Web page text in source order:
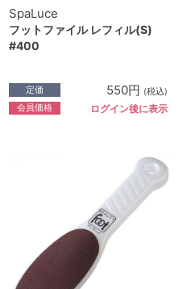
SpaLuce
フットファイル レフィル(S)
#400
定価 550円 (税込)
会員価格 ログイン後に表示